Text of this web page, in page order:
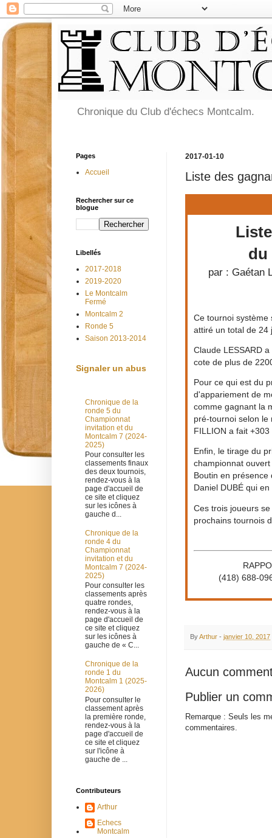
Chronique du Club d'échecs Montcalm.
2017-01-10
Liste des
du
par : Gaétan
Ce tournoi système
attiré un total de 24
Claude LESSARD
cote de plus de
Pour ce qui est du
d'appariement de
comme gagnant la
pré-tournoi selon le
FILLION a fait +303
Enfin, le tirage du
championnat
Boutin en
Daniel DUBÉ qui
Ces trois joueurs
prochains tournois
(418) 688-
ByArthur - janvier 10, 2017
Aucun
Publier un
Remarque : Seuls les
commentaires.
Pages
Accueil
Rechercher sur ce
blogue
Libellés
2017-2018
2019-2020
Le Montcalm
Fermé
Montcalm 2
Ronde 5
Saison 2013-2014
Signaler un abus
Chronique de la
ronde 5 du
Championnat
invitation et du
Montcalm 7 (2024-
2025)
Pour consulter les
classements finaux
des deux tournois,
rendez-vous à la
page d'accueil de
ce site et cliquez
sur les icônes à
gauche d...
Chronique de la
ronde 4 du
Championnat
invitation et du
Montcalm 7 (2024-
2025)
Pour consulter les
classements après
quatre rondes,
rendez-vous à la
page d'accueil de
ce site et cliquez
sur les icônes à
gauche de « C...
Chronique de la
ronde 1 du
Montcalm 1 (2025-
2026)
Pour consulter le
classement après
la première ronde,
rendez-vous à la
page d'accueil de
ce site et cliquez
sur l'icône à
gauche de ...
Contributeurs
Arthur
Echecs
Montcalm